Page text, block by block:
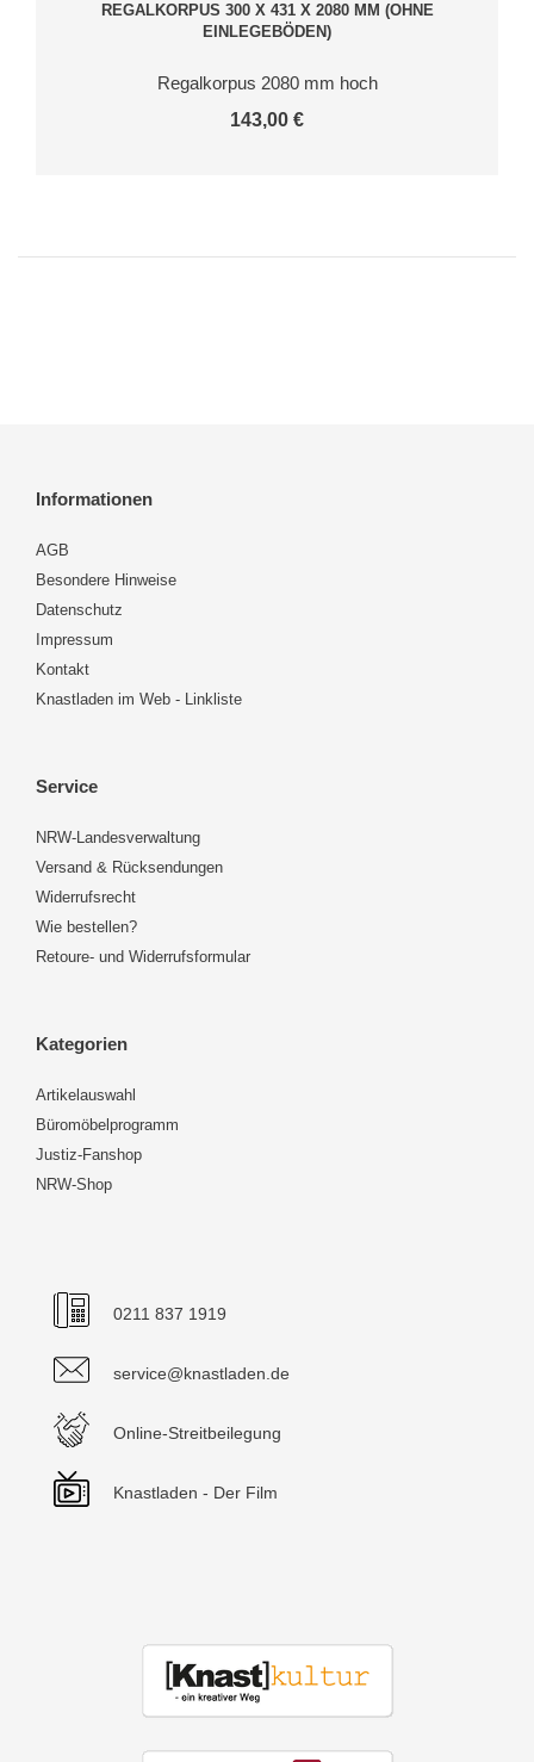
REGALKORPUS 300 X 431 X 2080 MM (OHNE
EINLEGEBÖDEN)
Regalkorpus 2080 mm hoch
143,00 €
Informationen
AGB
Besondere Hinweise
Datenschutz
Impressum
Kontakt
Knastladen im Web - Linkliste
Service
NRW-Landesverwaltung
Versand & Rücksendungen
Widerrufsrecht
Wie bestellen?
Retoure- und Widerrufsformular
Kategorien
Artikelauswahl
Büromöbelprogramm
Justiz-Fanshop
NRW-Shop
0211 837 1919
service@knastladen.de
Online-Streitbeilegung
Knastladen - Der Film